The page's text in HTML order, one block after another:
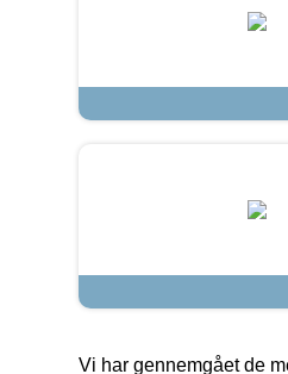
Vi har gennemgået de